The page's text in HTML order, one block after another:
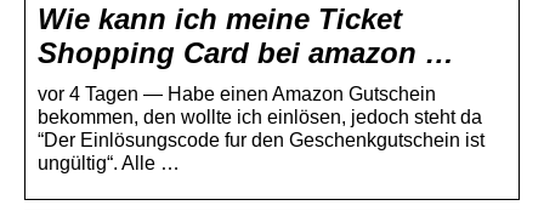
Wie kann ich meine Ticket
Shopping Card bei amazon …
vor 4 Tagen — Habe einen Amazon Gutschein
bekommen, den wollte ich einlösen, jedoch steht da
“Der Einlösungscode fur den Geschenkgutschein ist
ungültig“. Alle …